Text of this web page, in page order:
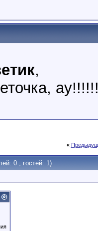
,
«
0 , гостей: 1)